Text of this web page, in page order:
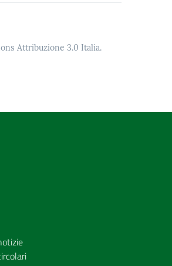
Attribuzione 3.0 Italia.